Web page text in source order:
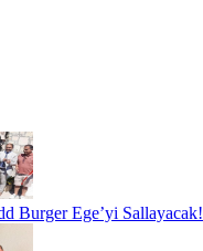
Burger Ege’yi Sallayacak!